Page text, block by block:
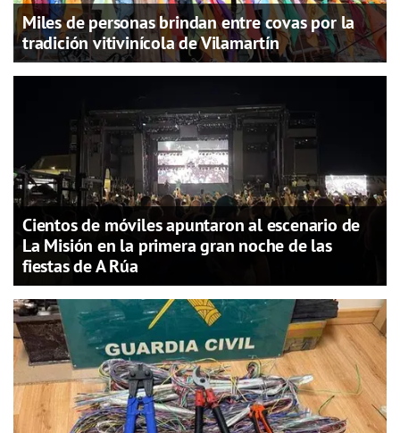
Miles de personas brindan entre covas por la
tradición vitivinícola de Vilamartín
Cientos de móviles apuntaron al escenario de
La Misión en la primera gran noche de las
fiestas de A Rúa